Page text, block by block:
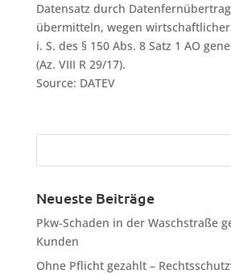
Datensatz durch
übermitteln, wegen
i. S. des § 150 Abs. 8 Satz 1 AO
(Az. VIII R 29/17).
Source: DATEV
Neueste Beiträge
Pkw-Schaden in der Waschstraße
Kunden
Ohne Pflicht gezahlt –